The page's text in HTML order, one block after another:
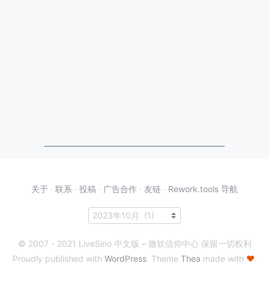
关于 · 联系 · 投稿 · 广告合作 · 友链 · Rework.tools 导航
© 2007 - 2021 LiveSino 中文版 – 微软信仰中心 保留一切权利
Proudly published with WordPress. Theme Thea made with ♥.